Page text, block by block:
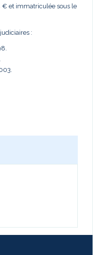
€ et immatriculée sous le
: